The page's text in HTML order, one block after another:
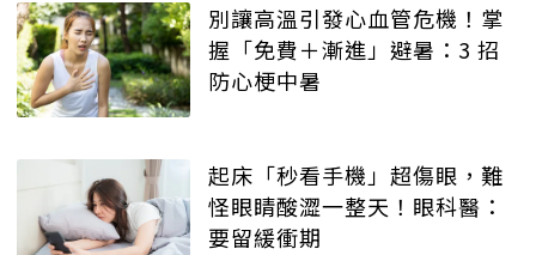
別讓高溫引發心血管危機！掌
握「免費＋漸進」避暑：3 招
防心梗中暑
起床「秒看手機」超傷眼，難
怪眼睛酸澀一整天！眼科醫：
要留緩衝期